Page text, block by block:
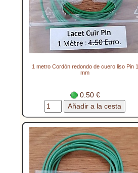
1 metro Cordón redondo de cuero liso Pin 1
mm
0.50 €